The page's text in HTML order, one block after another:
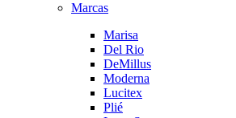
Marcas
Marisa
Del Rio
DeMillus
Moderna
Lucitex
Plié